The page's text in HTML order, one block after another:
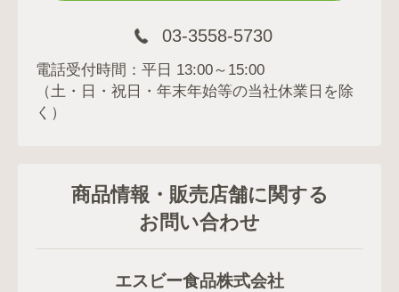
03-3558-5730
電話受付時間：平日 13:00～15:00
（土・日・祝日・年末年始等の当社休業日を除
く）
商品情報・販売店舗に関する
お問い合わせ
エスビー食品株式会社